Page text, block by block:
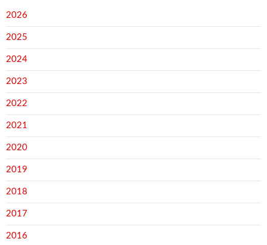
2026
2025
2024
2023
2022
2021
2020
2019
2018
2017
2016